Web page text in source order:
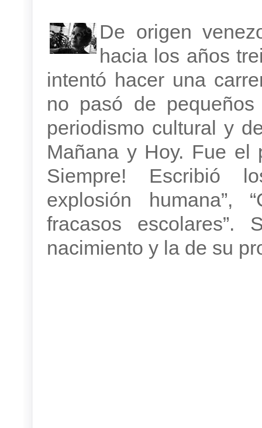
De origen
hacia los años
intentó hacer una
no pasó de
periodismo cultural y
Mañana y Hoy. Fue el
Siempre! Escribió
explosión humana”,
fracasos
nacimiento y la de su